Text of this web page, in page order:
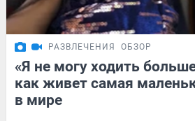
РАЗВЛЕЧЕНИЯ ОБЗОР
«Я не могу ходить
как живет самая
в мире